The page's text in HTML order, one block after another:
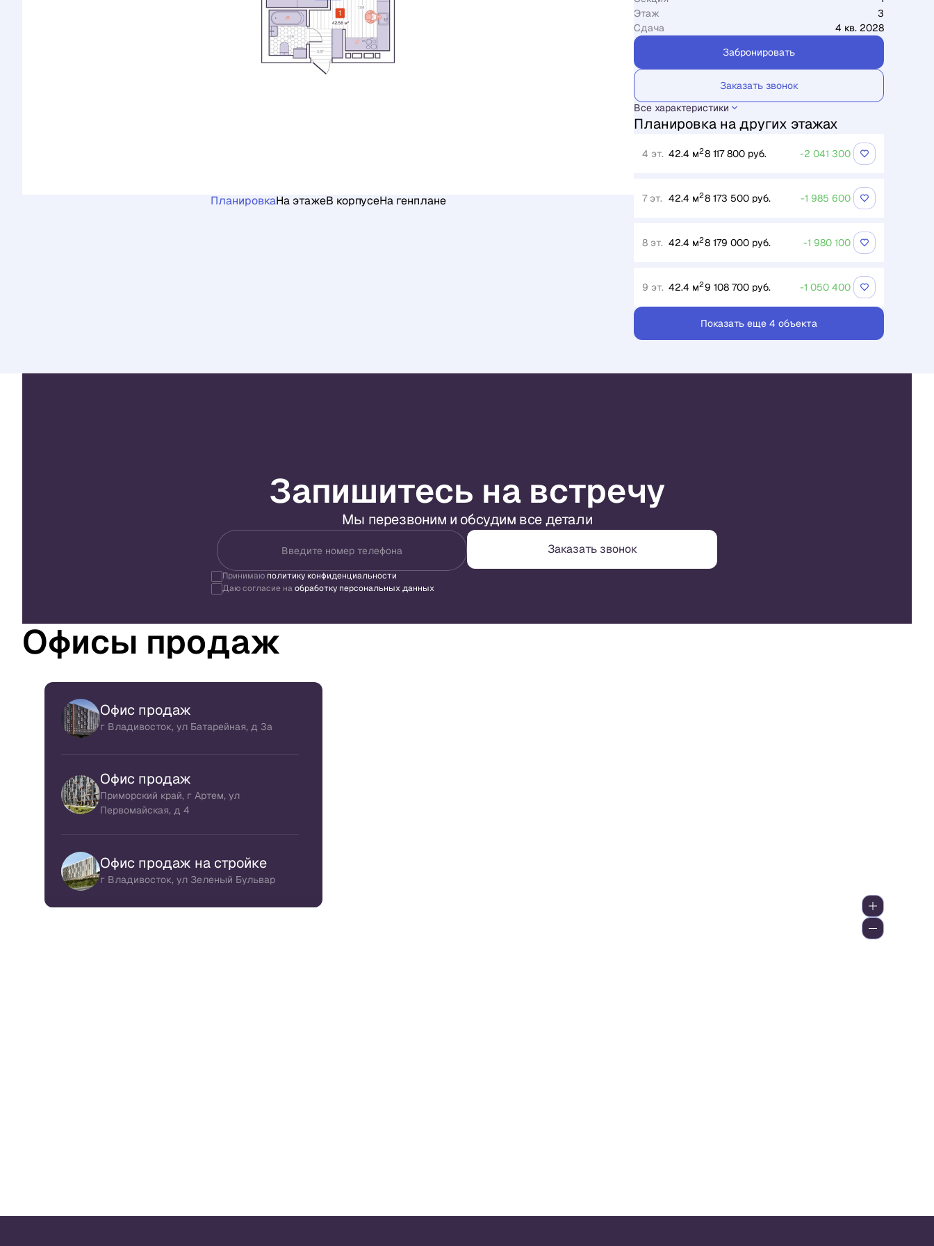
ПланировкаНа этажеВ корпусеНа генплане
Этаж
3
Сдача
4 кв. 2028
Забронировать
Заказать звонок
Все характеристики
Планировка на других этажах
4 эт. 42.4 м28 117 800 руб. -2 041 300
7 эт. 42.4 м28 173 500 руб. -1 985 600
8 эт. 42.4 м28 179 000 руб. -1 980 100
9 эт. 42.4 м29 108 700 руб. -1 050 400
Показать еще 4 объектa
Запишитесь на встречу
Мы перезвоним и обсудим все детали
Введите номер телефона Заказать звонок
Принимаю политику конфиденциальности
Даю согласие наобработку персональных данных
Офисы продаж
Офис продаж
г Владивосток, ул Батарейная, д 3а
Офис продаж
Приморский край, г Артем, ул
Первомайская, д 4
Офис продаж на стройке
г Владивосток, ул Зеленый Бульвар